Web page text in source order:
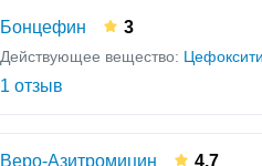
Бонцефин 3
Действующее вещество:
1 отзыв
Веро-Азитромицин 4.7